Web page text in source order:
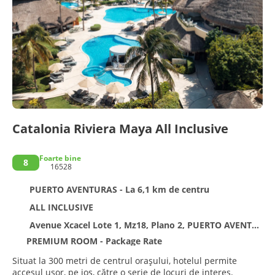
Catalonia Riviera Maya All Inclusive
8
Foarte bine
16528
PUERTO AVENTURAS - La 6,1 km de centru
ALL INCLUSIVE
Avenue Xcacel Lote 1, Mz18, Plano 2, PUERTO AVENTURAS 77783
PREMIUM ROOM - Package Rate
Situat la 300 metri de centrul orașului, hotelul permite
accesul ușor, pe jos, către o serie de locuri de interes.